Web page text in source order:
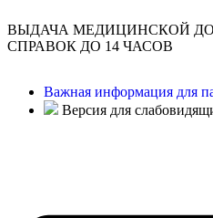
ВЫДАЧА МЕДИЦИНСКОЙ
СПРАВОК ДО 14 ЧАСОВ
Важная информация для
Версия для